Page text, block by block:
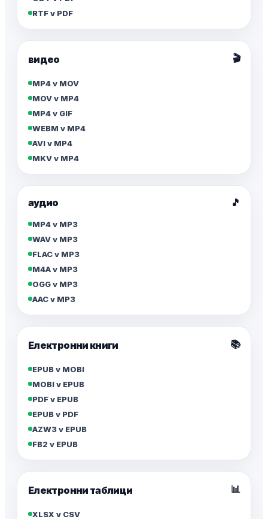
RTF v PDF
видео 🎬
MP4 v MOV
MOV v MP4
MP4 v GIF
WEBM v MP4
AVI v MP4
MKV v MP4
аудио 🎵
MP4 v MP3
WAV v MP3
FLAC v MP3
M4A v MP3
OGG v MP3
AAC v MP3
Електронни книги 📚
EPUB v MOBI
MOBI v EPUB
PDF v EPUB
EPUB v PDF
AZW3 v EPUB
FB2 v EPUB
Електронни таблици 📊
XLSX v CSV